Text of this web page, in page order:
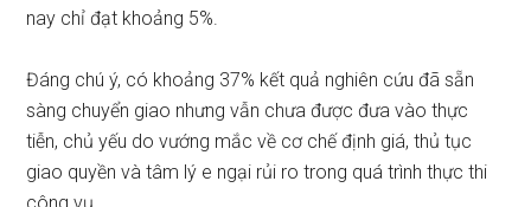
nay chỉ đạt khoảng 5%.
Đáng chú ý, có khoảng 37% kết quả nghiên cứu đã sẵn
sàng chuyển giao nhưng vẫn chưa được đưa vào thực
tiễn, chủ yếu do vướng mắc về cơ chế định giá, thủ tục
giao quyền và tâm lý e ngại rủi ro trong quá trình thực thi